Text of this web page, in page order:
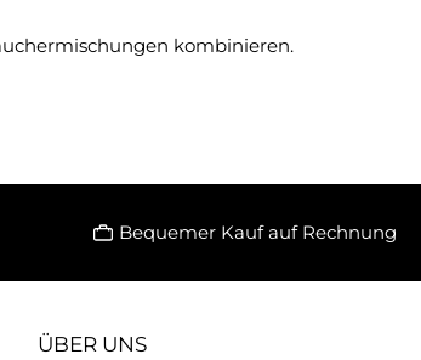
kombinieren.
Bequemer Kauf auf Rechnung
ÜBER UNS